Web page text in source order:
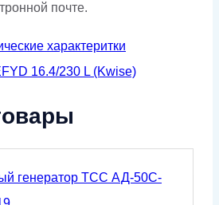
почте.
характеритки
16.4/230 L (Kwise)